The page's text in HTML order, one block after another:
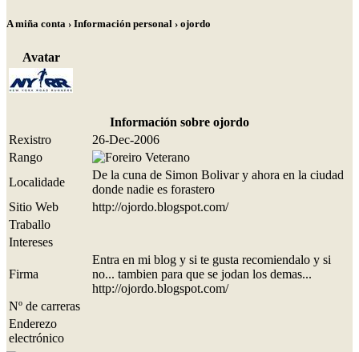
A miña conta › Información personal › ojordo
Avatar
Información sobre ojordo
Rexistro
26-Dec-2006
Rango
Localidade
De la cuna de Simon Bolivar y ahora en la ciudad
donde nadie es forastero
Sitio Web
http://ojordo.blogspot.com/
Traballo
Intereses
Firma
Entra en mi blog y si te gusta recomiendalo y si
no... tambien para que se jodan los demas...
http://ojordo.blogspot.com/
Nº de carreras
Enderezo
electrónico